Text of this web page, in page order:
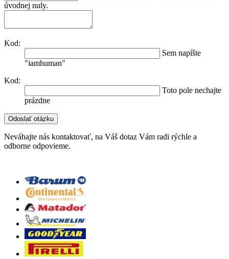
úvodnej nuly.
Kod:
Sem napíšte
"iamhuman"
Kod:
Toto pole nechajte
prázdne
Neváhajte nás kontaktovať, na Váš dotaz Vám radi rýchle a
odborne odpovieme.